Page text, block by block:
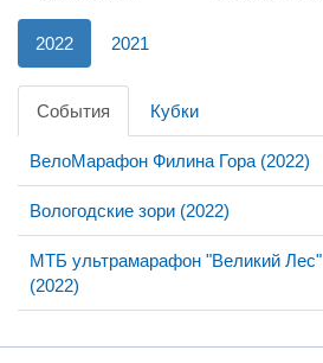
2022 2021
События Кубки
ВелоМарафон Филина Гора (2022)
Вологодские зори (2022)
МТБ ультрамарафон "Великий Лес"
(2022)